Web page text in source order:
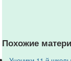
Похожие